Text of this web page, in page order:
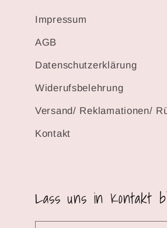
Impressum
AGB
Datenschutzerklärung
Widerufsbelehrung
Versand/ Reklamationen/
Kontakt
Lass uns in Kontakt